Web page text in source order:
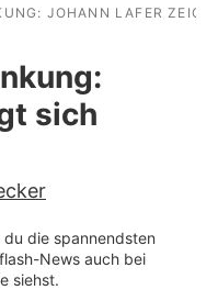
JOHANN LAFER
sich
du die spannendsten
News auch bei
siehst.